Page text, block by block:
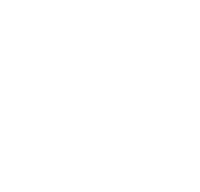
zu Amazon Business
aktiven Verkäufer
CONNECT wird